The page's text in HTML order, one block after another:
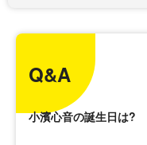
Q&A
小濱心音の誕生日は?